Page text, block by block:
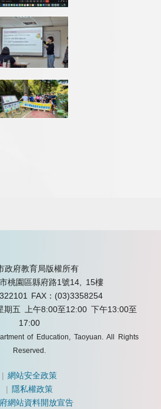
政府教育局版權所有
桃園區縣府路1號14, 15樓
FAX：(03)3358254
期五 上午8:00至12:00 下午13:00至
17:00
of Education, Taoyuan. All Rights
Reserved.
|網站安全政策
| 隱私權政策
網站資料開放宣告